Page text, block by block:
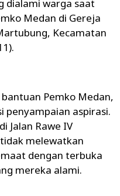
dialami warga saat
Medan di Gereja
Kecamatan
Pemko Medan,
penyampaian aspirasi.
Jalan Rawe IV
melewatkan
dengan terbuka
mereka alami.